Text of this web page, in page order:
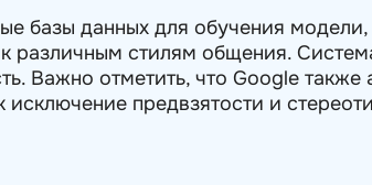
базы данных для обучения
различным стилям общения.
Важно отметить, что Google
исключение предвзятости и